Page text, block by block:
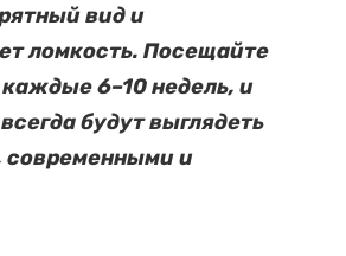
вид и
ломкость. Посещайте
6–10 недель, и
будут выглядеть
и